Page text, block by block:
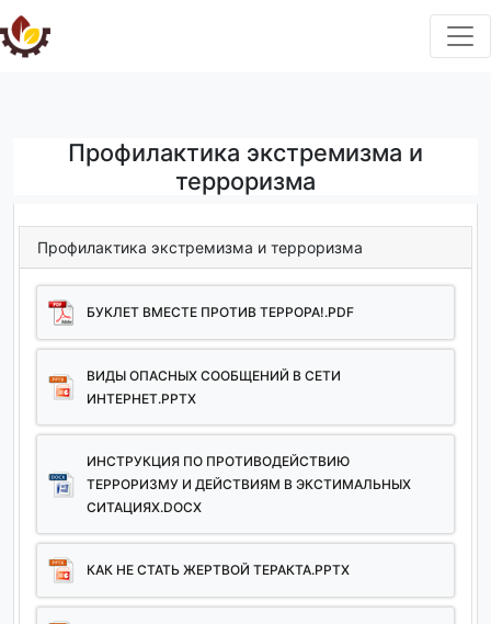
Профилактика экстремизма и
терроризма
Профилактика экстремизма и терроризма
БУКЛЕТ ВМЕСТЕ ПРОТИВ ТЕРРОРА!.PDF
ВИДЫ ОПАСНЫХ СООБЩЕНИЙ В СЕТИ
ИНТЕРНЕТ.PPTX
ИНСТРУКЦИЯ ПО ПРОТИВОДЕЙСТВИЮ
ТЕРРОРИЗМУ И ДЕЙСТВИЯМ В ЭКСТИМАЛЬНЫХ
СИТАЦИЯХ.DOCX
КАК НЕ СТАТЬ ЖЕРТВОЙ ТЕРАКТА.PPTX